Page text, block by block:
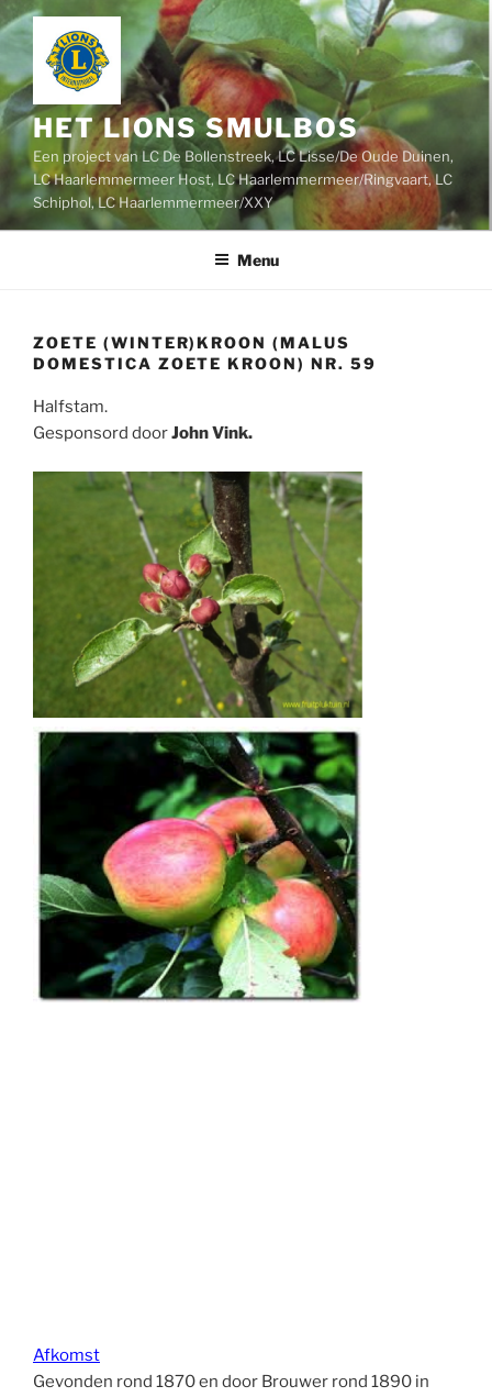
Ga
naar
inhoud
HET LIONS SMULBOS
Een project van LC De Bollenstreek, LC Lisse/De Oude Duinen,
LC Haarlemmermeer Host, LC Haarlemmermeer/Ringvaart, LC
Schiphol, LC Haarlemmermeer/XXY
Menu
ZOETE (WINTER)KROON (MALUS
DOMESTICA ZOETE KROON) NR. 59
Halfstam.
Gesponsord doorJohn Vink.
Afkomst
Gevonden rond 1870 en door Brouwer rond 1890 in